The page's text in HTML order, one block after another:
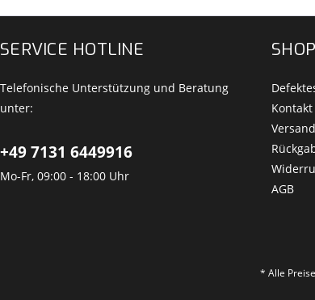
SERVICE HOTLINE
Telefonische Unterstützung und Beratung
unter:
+49 7131 6449916
Mo-Fr, 09:00 - 18:00 Uhr
Kontakt
AGB
* Alle